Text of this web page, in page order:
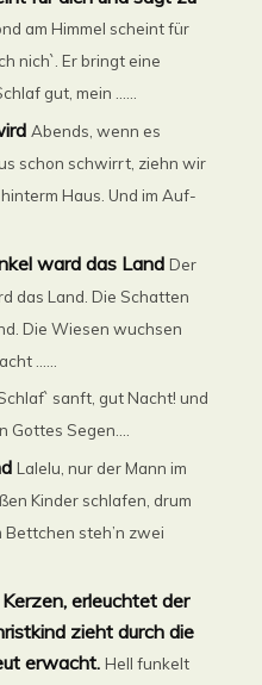
am Himmel scheint für
nich`. Er bringt eine
gut, mein ......
Abends, wenn es
schon schwirrt, ziehn wir
Haus. Und im Auf-
ward das Land Der
das Land. Die Schatten
Die Wiesen wuchsen
......
sanft, gut Nacht! und
Gottes Segen....
Lalelu, nur der Mann im
Kinder schlafen, drum
Bettchen steh’n zwei
erleuchtet der
zieht durch die
erwacht. Hell funkelt